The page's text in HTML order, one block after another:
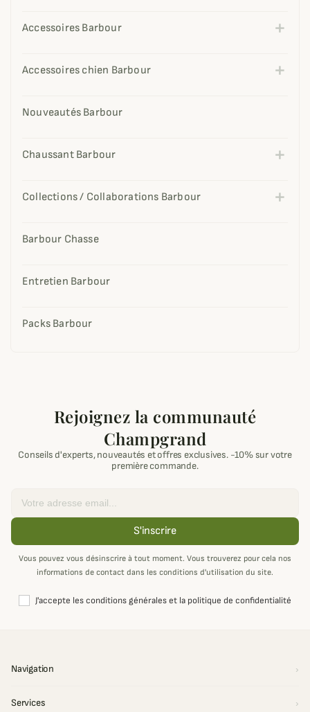
Accessoires Barbour
Accessoires chien Barbour
Nouveautés Barbour
Chaussant Barbour
Collections / Collaborations Barbour
Barbour Chasse
Entretien Barbour
Packs Barbour
Rejoignez la communauté
Champgrand
Conseils d'experts, nouveautés et offres exclusives. -10% sur votre
première commande.
S'inscrire
Vous pouvez vous désinscrire à tout moment. Vous trouverez pour cela nos
informations de contact dans les conditions d'utilisation du site.
J'accepte les conditions générales et la politique de confidentialité
Navigation
Services